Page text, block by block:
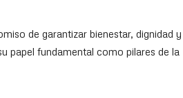
de garantizar bienestar, dignidad y
papel fundamental como pilares de la